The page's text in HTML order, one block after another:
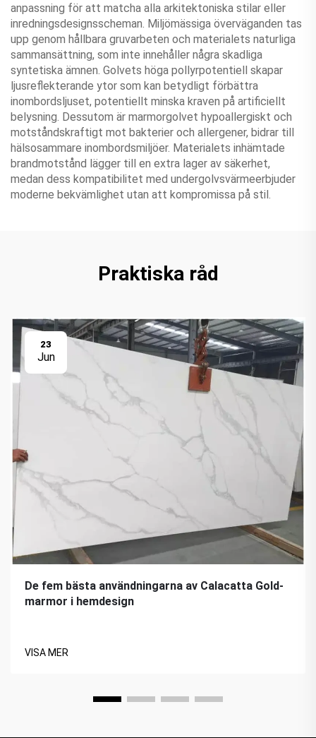
anpassning för att matcha alla arkitektoniska stilar eller
inredningsdesignsscheman. Miljömässiga överväganden tas
upp genom hållbara gruvarbeten och materialets naturliga
sammansättning, som inte innehåller några skadliga
syntetiska ämnen. Golvets höga pollyrpotentiell skapar
ljusreflekterande ytor som kan betydligt förbättra
inombordsljuset, potentiellt minska kraven på artificiellt
belysning. Dessutom är marmorgolvet hypoallergiskt och
motståndskraftigt mot bakterier och allergener, bidrar till
hälsosammare inombordsmiljöer. Materialets inhämtade
brandmotstånd lägger till en extra lager av säkerhet,
medan dess kompatibilitet med undergolvsvärmeerbjuder
moderne bekvämlighet utan att kompromissa på stil.
Praktiska råd
23
Jun
De fem bästa användningarna av Calacatta Gold-
marmor i hemdesign
VISA MER